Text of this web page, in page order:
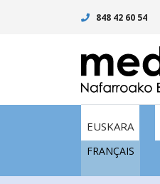
848 42 60 54
EUSKARA
FRANÇAIS